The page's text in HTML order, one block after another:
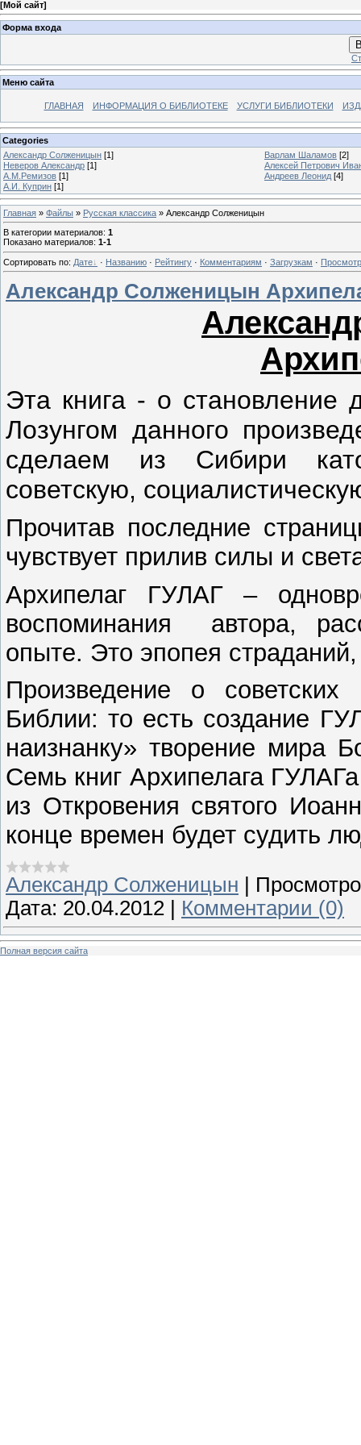
[Мой сайт]
Форма входа
Меню сайта
ГЛАВНАЯ ИНФОРМАЦИЯ О БИБЛИОТЕКЕ УСЛУГИ БИБЛИОТЕКИ
Categories
Александр Солженицын [1] Варлам Шаламов [2]
Неверов Александр [1]
Алексей Петрович
А.М.Ремизов [1] Андреев Леонид [4]
А.И. Куприн [1]
Главная » Файлы » Русская классика » Александр Солженицын
В категории материалов: 1
Показано материалов: 1-1
Сортировать по: Дате · Названию · Рейтингу · Комментариям · Загрузкам ·
Александр Солженицын
Эта книга - о становление
Лозунгом данного
сделаем из Сибири
советскую,
Прочитав последние
чувствует прилив силы и
Архипелаг ГУЛАГ –
воспоминания автора,
опыте. Это эпопея
Произведение о советских
Библии: то есть создание
наизнанку» творение мира
Семь книг Архипелага
из Откровения святого
конце времен будет судить
Александр Солженицын
Дата: 20.04.2012 Комментарии (0)
Полная версия сайта